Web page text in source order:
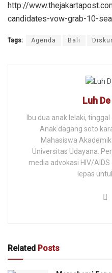
http://
candidates-vow-grab-10-
Tags: Agenda Bali
Luh
Ibu dua anak lelaki,
Anak dagang soto
Mahasiswa
Universitas Udayana.
media advokasi HIV/
lepas
Related Posts